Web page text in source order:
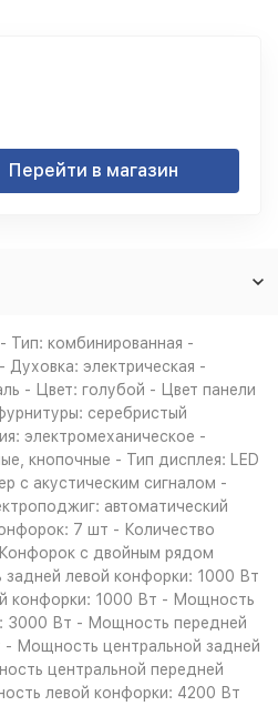
Перейти в магазин
Тип: комбинированная -
Духовка: электрическая -
- Цвет: голубой - Цвет панели
серебристый
электромеханическое -
кнопочные - Тип дисплея: LЕD
с акустическим сигналом -
автоматический
7 шт - Количество
с двойным рядом
левой конфорки: 1000 Вт
конфорки: 1000 Вт - Мощность
3000 Вт - Мощность передней
Мощность центральной задней
центральной передней
левой конфорки: 4200 Вт